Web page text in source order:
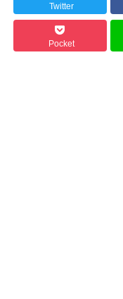
Twitter
Pocket